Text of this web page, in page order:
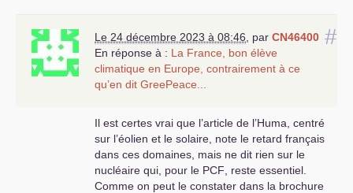
#
Le 24 décembre 2023 à 08:46 par CN46400
En réponse à : La France, bon élève
climatique en Europe, contrairement à ce
qu’en dit GreePeace...
Il est certes vrai que l’article de l’Huma, centré
sur l’éolien et le solaire, note le retard français
dans ces domaines, mais ne dit rien sur le
nucléaire qui, pour le PCF , reste essentiel.
Comme on peut le constater dans la brochure